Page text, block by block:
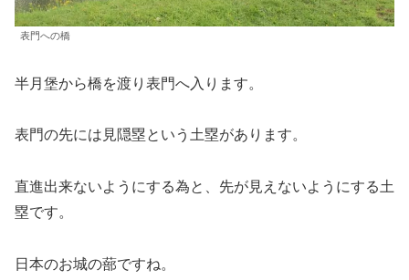
表門への橋
半月堡から橋を渡り表門へ入ります。
表門の先には見隠塁という土塁があります。
直進出来ないようにする為と、先が見えないようにする土
塁です。
日本のお城の蔀ですね。